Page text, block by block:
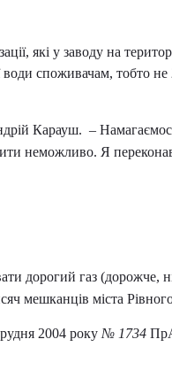
які у заводу на
споживачам, тобто
Карауш. –
неможливо. Я
дорогий газ (дорожче,
мешканців міста
2004 року № 1734